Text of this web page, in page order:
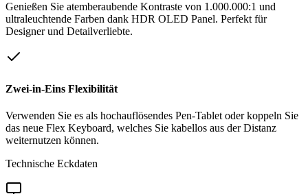
Genießen Sie atemberaubende Kontraste von 1.000.000:1 und
ultraleuchtende Farben dank HDR OLED Panel. Perfekt für
Designer und Detailverliebte.
Zwei-in-Eins Flexibilität
Verwenden Sie es als hochauflösendes Pen-Tablet oder koppeln Sie
das neue Flex Keyboard, welches Sie kabellos aus der Distanz
weiternutzen können.
Technische Eckdaten